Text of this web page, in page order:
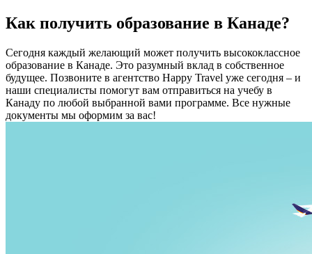
Как получить образование в Канаде?
Сегодня каждый желающий может получить высококлассное
образование в Канаде. Это разумный вклад в собственное
будущее. Позвоните в агентство Happy Travel уже сегодня – и
наши специалисты помогут вам отправиться на учебу в
Канаду по любой выбранной вами программе. Все нужные
документы мы оформим за вас!